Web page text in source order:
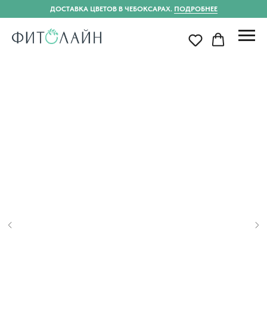
ДОСТАВКА ЦВЕТОВ В ЧЕБОКСАРАХ. ПОДРОБНЕЕ